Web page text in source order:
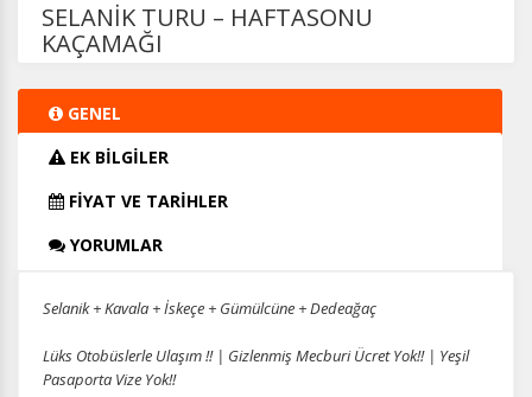
SELANİK TURU – HAFTASONU
KAÇAMAĞI
GENEL
EK BİLGİLER
FİYAT VE TARİHLER
YORUMLAR
Selanik + Kavala + İskeçe + Gümülcüne + Dedeağaç
Lüks Otobüslerle Ulaşım !! | Gizlenmiş Mecburi Ücret Yok!! | Yeşil
Pasaporta Vize Yok!!